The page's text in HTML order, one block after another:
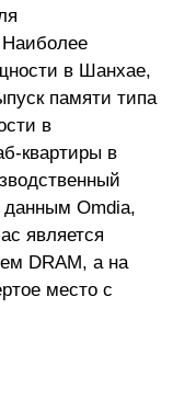
Наиболее
в Шанхае,
памяти типа
в
квартиры в
данным Omdia,
является
DRAM, а на
место с